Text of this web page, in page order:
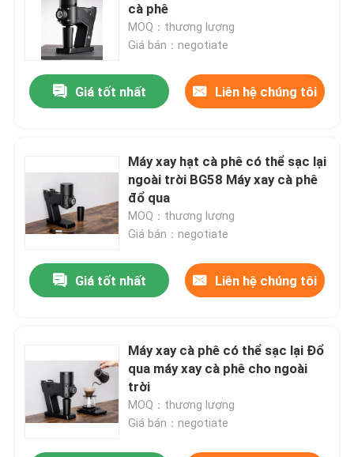
cà phê
MOQ：thương lượng
Giá bán：negotiate
Giá tốt nhất Liên hệ chúng tôi
Máy xay hạt cà phê có thể sạc lại
ngoài trời BG58 Máy xay cà phê
đổ qua
MOQ：thương lượng
Giá bán：negotiate
Giá tốt nhất Liên hệ chúng tôi
Máy xay cà phê có thể sạc lại Đổ
qua máy xay cà phê cho ngoài
trời
MOQ：thương lượng
Giá bán：negotiate